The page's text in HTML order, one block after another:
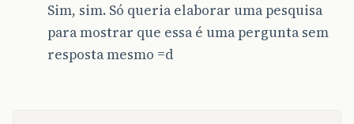
Sim, sim. Só queria elaborar uma pesquisa
para mostrar que essa é uma pergunta sem
resposta mesmo =d